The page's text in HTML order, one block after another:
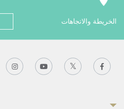
الخريطة والاتجاهات